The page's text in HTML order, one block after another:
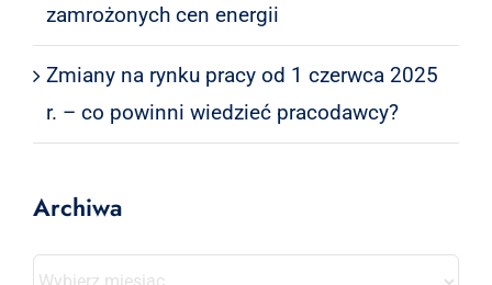
zamrożonych cen energii
Zmiany na rynku pracy od 1 czerwca 2025
r. – co powinni wiedzieć pracodawcy?
Archiwa
Archiwa